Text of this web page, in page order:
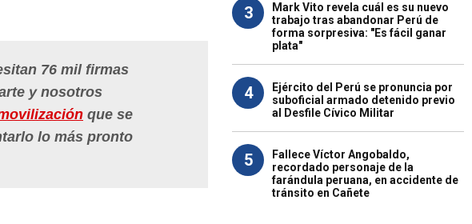
76 mil firmas
y nosotros
que se
lo más pronto
3
Mark Vito revela cuál es su nuevo
trabajo tras abandonar Perú de
forma sorpresiva: "Es fácil ganar
plata"
4
Ejército del Perú se pronuncia por
suboficial armado detenido previo
al Desfile Cívico Militar
5
Fallece Víctor Angobaldo,
recordado personaje de la
farándula peruana, en accidente de
tránsito en Cañete